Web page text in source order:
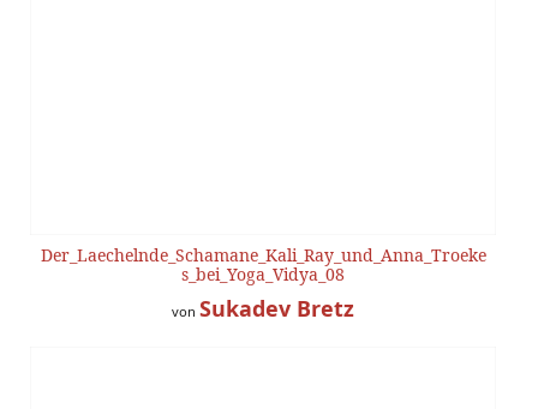
Der_Laechelnde_Schamane_Kali_Ray_und_Anna_Troeke
s_bei_Yoga_Vidya_08
von Sukadev Bretz